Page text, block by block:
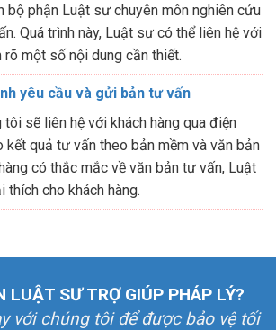
bộ phận Luật sư chuyên môn nghiên cứu
Quá trình này, Luật sư có thể liên hệ với
rõ một số nội dung cần thiết.
yêu cầu và gửi bản tư vấn
sẽ liên hệ với khách hàng qua điện
kết quả tư vấn theo bản mềm và văn bản
có thắc mắc về văn bản tư vấn, Luật
cho khách hàng.
LUẬT SƯ TRỢ GIÚP PHÁP LÝ?
với chúng tôi để được bảo vệ tối